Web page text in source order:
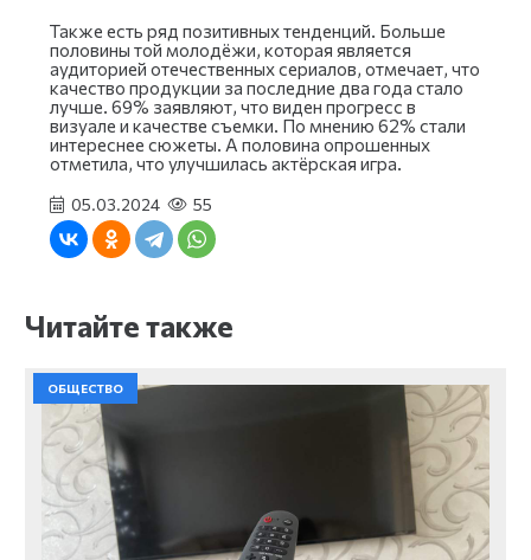
Также есть ряд позитивных тенденций. Больше
половины той молодёжи, которая является
аудиторией отечественных сериалов, отмечает, что
качество продукции за последние два года стало
лучше. 69% заявляют, что виден прогресс в
визуале и качестве съемки. По мнению 62% стали
интереснее сюжеты. А половина опрошенных
отметила, что улучшилась актёрская игра.
05.03.2024 55
Читайте также
ОБЩЕСТВО